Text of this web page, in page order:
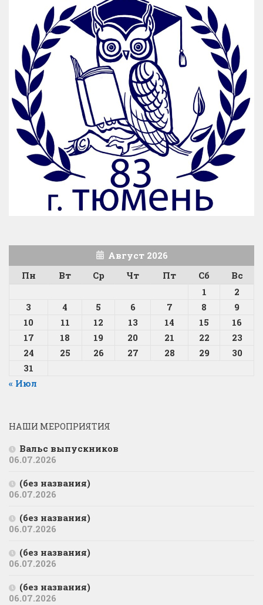
Август 2026
Пн
Вт Ср Чт Пт Сб
Вс
1
2
3
4 5 6 7 8
9
10
11 12 13 14 15
16
17
18 19 20 21 22
23
24
25 26 27 28 29
30
31
« Июл
НАШИ МЕРОПРИЯТИЯ
Вальс выпускников
06.07.2026
(без названия)
06.07.2026
(без названия)
06.07.2026
(без названия)
06.07.2026
(без названия)
06.07.2026